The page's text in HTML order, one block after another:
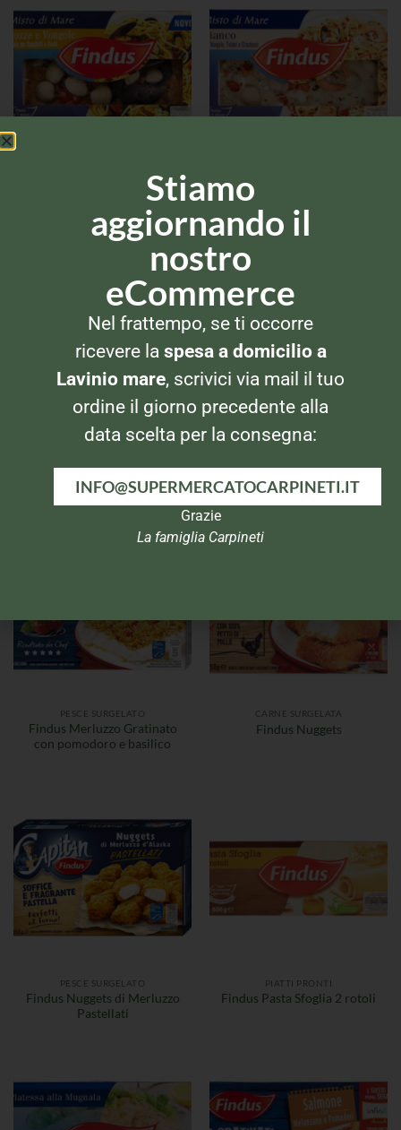
Findus Frutti di Mare Cozze
Findus Frutti di Mare Misto
PESCE SURGELATO PESCE SURGELATO
PESCE SURGELATO
Findus Merluzzo Gratinato
con pomodoro e basilico
CARNE SURGELATA
Findus Nuggets
PESCE SURGELATO
Findus Nuggets di Merluzzo
Pastellati
PIATTI PRONTI
Findus Pasta Sfoglia 2 rotoli
Stiamo
aggiornando il
nostro
eCommerce
Nel frattempo, se ti occorre
ricevere la spesa a domicilio a
Lavinio mare, scrivici via mail il tuo
ordine il giorno precedente alla
data scelta per la consegna:
INFO@SUPERMERCATOCARPINETI.IT
Grazie
La famiglia Carpineti